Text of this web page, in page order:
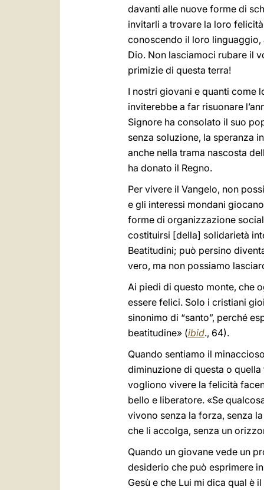
davanti alle nuove forme di
invitarli a trovare la loro
conoscendo il loro
Dio. Non lasciamoci rubare il
primizie di questa terra!
I nostri giovani e quanti come
inviterebbe a far risuonare
Signore ha consolato il suo
senza soluzione, la speranza
anche nella trama nascosta
ha donato il Regno.
Per vivere il Vangelo, non
e gli interessi mondani
forme di organizzazione
costituirsi [della] solidarietà
Beatitudini; può persino
vero, ma non possiamo
Ai piedi di questo monte, che
essere felici. Solo i cristiani
sinonimo di “santo”, perché
beatitudine» (ibid., 64).
Quando sentiamo il
diminuzione di questa o
vogliono vivere la felicità
bello e liberatore. «Se
vivono senza la forza, senza
che li accolga, senza un
Quando un giovane vede un
desiderio che può esprimere
Gesù e che Lui mi dica qual è